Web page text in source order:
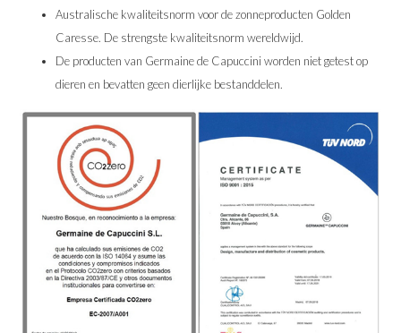
Australische kwaliteitsnorm voor de zonneproducten Golden
Caresse. De strengste kwaliteitsnorm wereldwijd.
De producten van Germaine de Capuccini worden niet getest op
dieren en bevatten geen dierlijke bestanddelen.